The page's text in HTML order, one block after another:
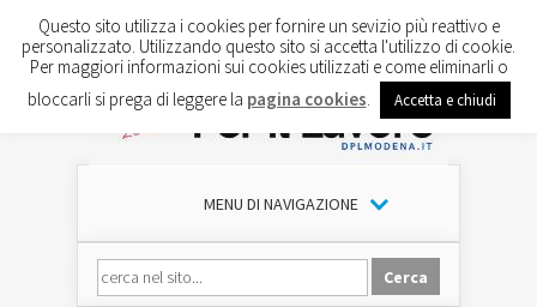
MENU DI NAVIGAZIONE
Questo sito utilizza i cookies per fornire un sevizio più reattivo e
personalizzato. Utilizzando questo sito si accetta l'utilizzo di cookie.
Per maggiori informazioni sui cookies utilizzati e come eliminarli o
bloccarli si prega di leggere la pagina cookies Accetta e chiudi